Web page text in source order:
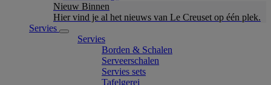
Nieuw Binnen
Hier vind je al het nieuws van Le Creuset op één plek.
Servies
Servies
Borden & Schalen
Serveerschalen
Servies sets
Tafelgerei